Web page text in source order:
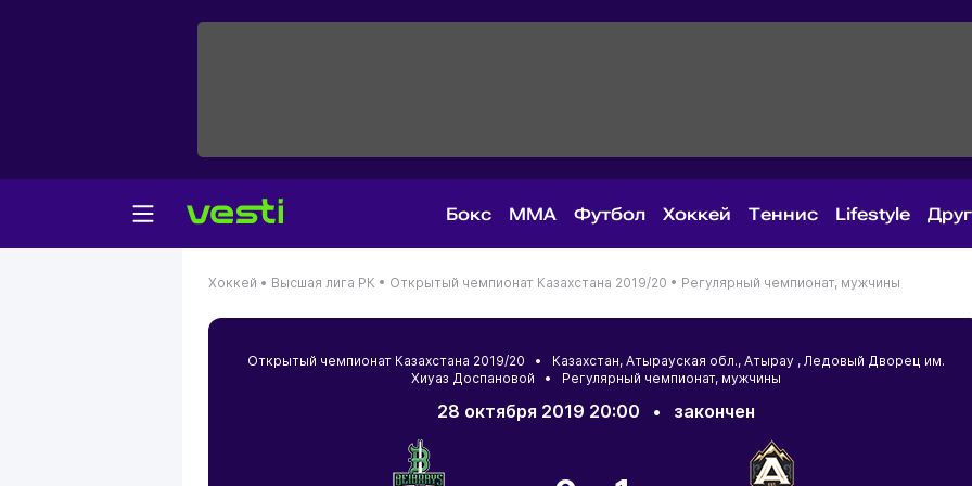
Бокс MMA Футбол Хоккей Теннис Lifestyle
Хоккей • Высшая лига РК • Открытый чемпионат Казахстана 2019/20 • Регулярный чемпионат, мужчины
Открытый чемпионат Казахстана 2019/20 • Казахстан, Атырауская обл., Атырау, Ледовый Дворец им.
Хиуаз Доспановой • Регулярный чемпионат, мужчины
28 октября 2019 20:00 • закончен